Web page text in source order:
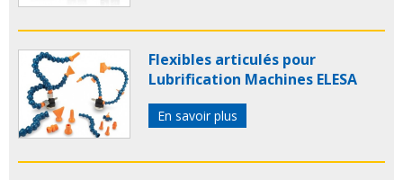
Flexibles articulés pour
Lubrification Machines ELESA
En savoir plus